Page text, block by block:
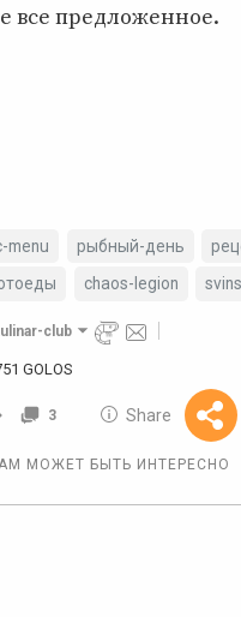
все предложенное.
menu рыбный-день
chaos-legion
club
GOLOS
3 Share
Reward
10 GOLOS
МОЖЕТ БЫТЬ ИНТЕРЕСНО